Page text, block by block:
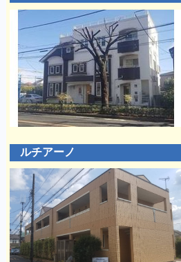
ルチアーノ